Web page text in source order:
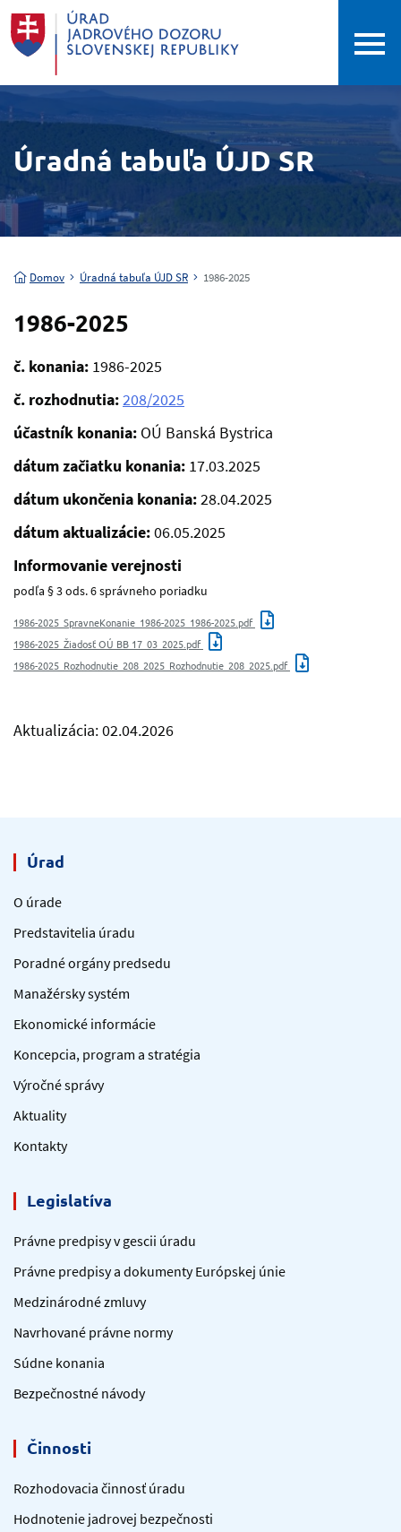
Úradná tabuľa ÚJD SR
Domov Úradná tabuľa ÚJD SR 1986-2025
1986-2025
č. konania: 1986-2025
č. rozhodnutia:208/2025
účastník konania: OÚ Banská Bystrica
dátum začiatku konania: 17.03.2025
dátum ukončenia konania:28.04.2025
dátum aktualizácie:06.05.2025
Informovanie verejnosti
podľa § 3 ods. 6 správneho poriadku
1986-2025_SpravneKonanie_1986-2025_1986-2025.pdf
1986-2025_Žiadosť OÚ BB 17_03_2025.pdf
1986-2025_Rozhodnutie_208_2025_Rozhodnutie_208_2025.pdf
Aktualizácia: 02.04.2026
Úrad
O úrade
Predstavitelia úradu
Poradné orgány predsedu
Manažérsky systém
Ekonomické informácie
Koncepcia, program a stratégia
Výročné správy
Aktuality
Kontakty
Legislatíva
Právne predpisy v gescii úradu
Právne predpisy a dokumenty Európskej únie
Medzinárodné zmluvy
Navrhované právne normy
Súdne konania
Bezpečnostné návody
Činnosti
Rozhodovacia činnosť úradu
Hodnotenie jadrovej bezpečnosti